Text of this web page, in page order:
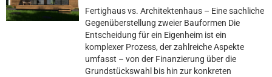
Fertighaus vs. Architektenhaus – Eine sachliche
Gegenüberstellung zweier Bauformen Die
Entscheidung für ein Eigenheim ist ein
komplexer Prozess, der zahlreiche Aspekte
umfasst – von der Finanzierung über die
Grundstückswahl bis hin zur konkreten